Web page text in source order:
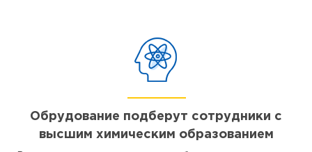
Обрудование подберут сотрудники с
высшим химическим образованием